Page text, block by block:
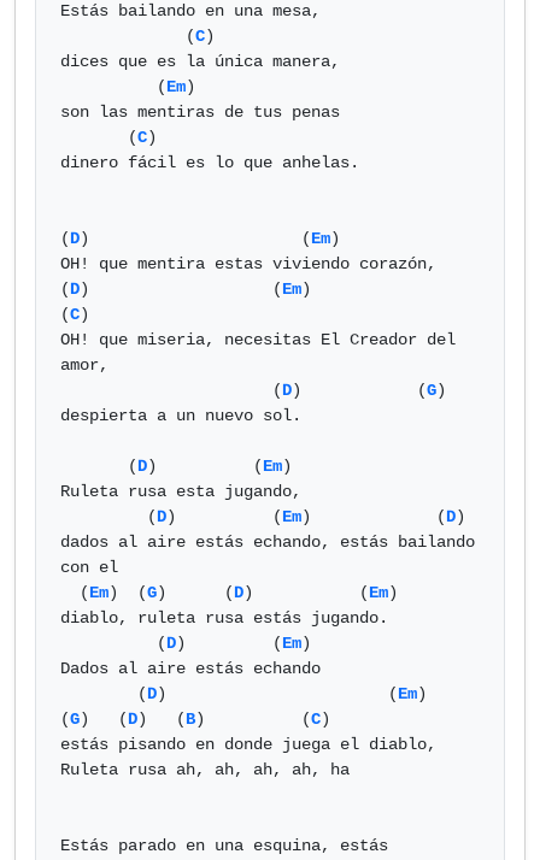
Estás bailando en una mesa,
             (
C)
dices que es la única manera,
          (
Em)
son las mentiras de tus penas
       (
C)
dinero fácil es lo que anhelas.
(D)                      (Em)
OH! que mentira estas viviendo corazón,
(D)                   (Em)
(C)
OH! que miseria, necesitas El Creador del
amor,
                      (
D)            (G)
despierta a un nuevo sol.
       (
D)          (Em)
Ruleta rusa esta jugando,
         (
D)          (Em)             (D)
dados al aire estás echando, estás bailando
con el
  (
Em)  (G)      (D)           (Em)
diablo, ruleta rusa estás jugando.
          (
D)         (Em)
Dados al aire estás echando
        (
D)                       (Em)
(G)   (D)   (B)          (C)
estás pisando en donde juega el diablo,
Ruleta rusa ah, ah, ah, ah, ha
Estás parado en una esquina, estás